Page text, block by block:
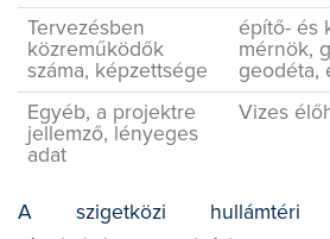
Tervezésben
közreműködők
száma, képzettsége
építő- és
mérnök,
geodéta,
Egyéb, a projektre
jellemző, lényeges
adat
Vizes
A szigetközi hullámtéri